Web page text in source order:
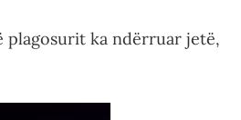
ka ndërruar jetë,